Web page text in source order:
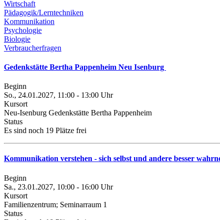
Wirtschaft
Pädagogik/Lerntechniken
Kommunikation
Psychologie
Biologie
Verbraucherfragen
Gedenkstätte Bertha Pappenheim Neu Isenburg
Beginn
So., 24.01.2027, 11:00 - 13:00 Uhr
Kursort
Neu-Isenburg Gedenkstätte Bertha Pappenheim
Status
Es sind noch 19 Plätze frei
Kommunikation verstehen - sich selbst und andere besser
Beginn
Sa., 23.01.2027, 10:00 - 16:00 Uhr
Kursort
Familienzentrum; Seminarraum 1
Status